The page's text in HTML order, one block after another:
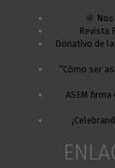
🌞
Revista
Donativo de
“Cómo ser
ASEM